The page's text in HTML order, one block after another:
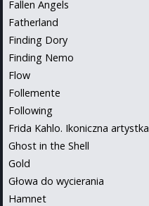
Fallen Angels
Fatherland
Finding Dory
Finding Nemo
Flow
Follemente
Following
Frida Kahlo. Ikoniczna artystka
Ghost in the Shell
Gold
Głowa do wycierania
Hamnet